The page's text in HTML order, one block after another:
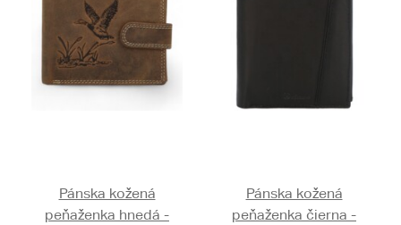
Pánska kožená
peňaženka hnedá -
Pánska kožená
peňaženka čierna -